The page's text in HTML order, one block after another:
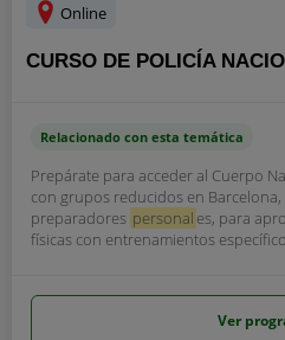
Online
CURSO DE POLICÍA
Relacionado con esta temática
Prepárate para acceder al Cuerpo
con grupos reducidos en
preparadores personal es, para
físicas con entrenamientos
Ver